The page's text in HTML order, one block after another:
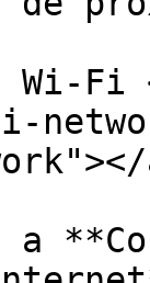
a